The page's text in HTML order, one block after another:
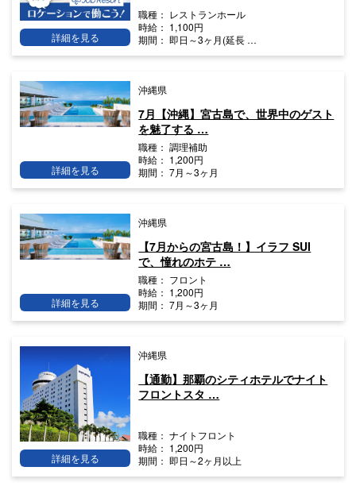
職種： レストランホール
時給： 1,100円
期間： 即日～3ヶ月(延長 …
詳細を見る
沖縄県
7月【沖縄】宮古島で、世界中のゲスト
を魅了する …
職種： 調理補助
時給： 1,200円
期間： 7月～3ヶ月
詳細を見る
沖縄県
【7月からの宮古島！】イラフ SUI
で、憧れのホテ …
職種： フロント
時給： 1,200円
期間： 7月～3ヶ月
詳細を見る
沖縄県
【通勤】那覇のシティホテルでナイト
フロントスタ …
職種： ナイトフロント
時給： 1,200円
期間： 即日～2ヶ月以上
詳細を見る